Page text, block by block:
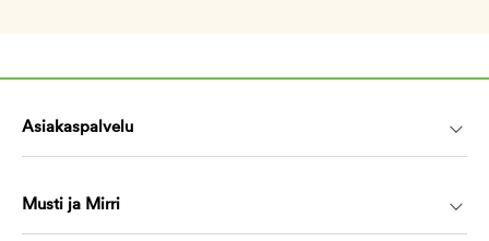
Asiakaspalvelu
Musti ja Mirri